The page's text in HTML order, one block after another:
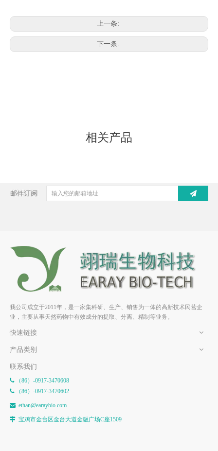
上一条:
下一条:
相关产品
矢车菊素-3-O-葡萄糖苷
HPLC>98% 中药标准品 对照
品
HPLC>98% 中药 标准品 对照
品
我公司成立于2011年，是一家集科研、生产、销售为一体的高新技术民营企
业，主要从事天然药物中有效成分的提取、分离、精制等业务。
快速链接
产品类别
联系我们
（86）-0917-3470608
（86）-0917-3470602
 ethan@earaybio.com
 宝鸡市金台区金台大道金融广场C座1509